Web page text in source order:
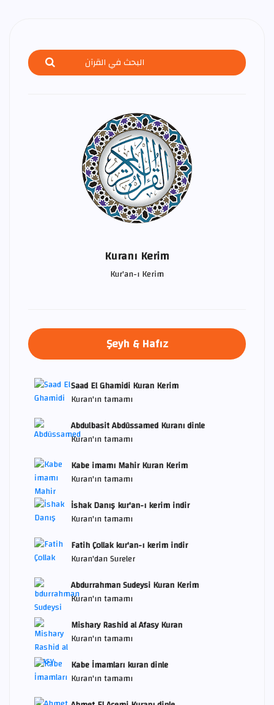
Kuranı Kerim
Kur'an-ı Kerim
Şeyh & Hafız
Saad El Ghamidi Kuran Kerim
Kuran'ın tamamı
Abdulbasit Abdüssamed Kuranı dinle
Kuran'ın tamamı
Kabe imamı Mahir Kuran Kerim
Kuran'ın tamamı
İshak Danış kur'an-ı kerim indir
Kuran'ın tamamı
Fatih Çollak kur'an-ı kerim indir
Kuran'dan Sureler
Abdurrahman Sudeysi Kuran Kerim
Kuran'ın tamamı
Mishary Rashid al Afasy Kuran
Kuran'ın tamamı
Kabe İmamları kuran dinle
Kuran'ın tamamı